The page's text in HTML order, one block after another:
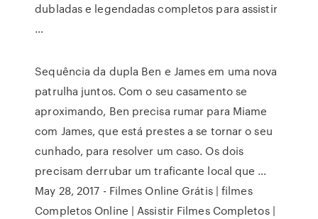
dubladas e legendadas completos para assistir
…
Sequência da dupla Ben e James em uma nova
patrulha juntos. Com o seu casamento se
aproximando, Ben precisa rumar para Miame
com James, que está prestes a se tornar o seu
cunhado, para resolver um caso. Os dois
precisam derrubar um traficante local que …
May 28, 2017 - Filmes Online Grátis | filmes
Completos Online | Assistir Filmes Completos |